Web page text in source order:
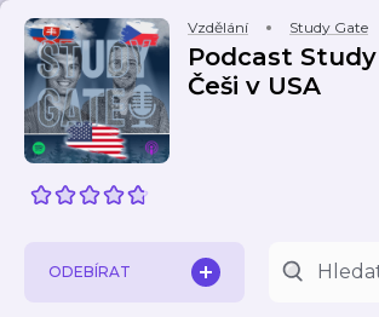
Vzdělání Study Gate
Podcast
Češi v USA
ODEBÍRAT